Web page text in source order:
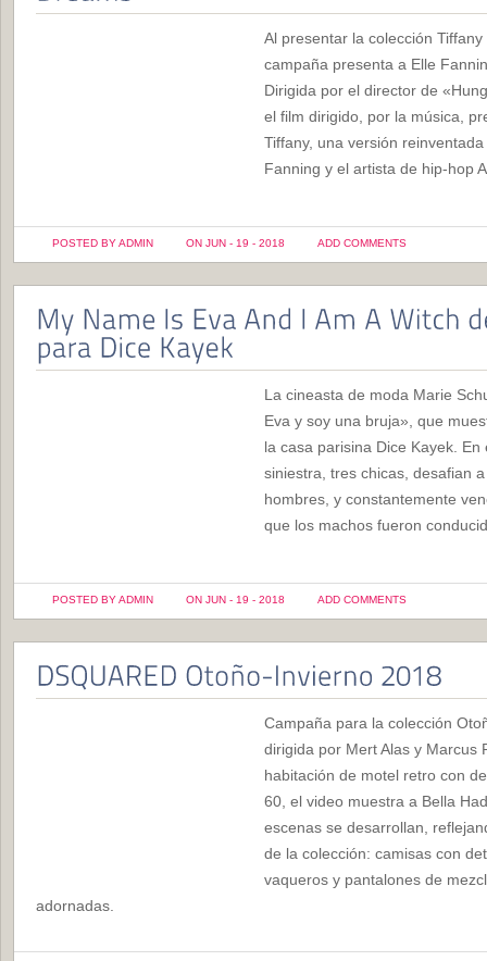
Al presentar la colección
campaña presenta a Elle
Dirigida por el director de
el film dirigido, por la música,
Tiffany, una versión
Fanning y el artista de hip-hop
POSTED BY ADMIN ON JUN - 19 - 2018 ADD COMMENTS
La cineasta de moda Marie
Eva y soy una bruja», que
la casa parisina Dice Kayek.
siniestra, tres chicas, desafian
hombres, y constantemente
que los machos fueron
POSTED BY ADMIN ON JUN - 19 - 2018 ADD COMMENTS
Campaña para la colección
dirigida por Mert Alas y Marcus
habitación de motel retro con
60, el video muestra a Bella
escenas se desarrollan,
de la colección: camisas con
vaqueros y pantalones de
adornadas.